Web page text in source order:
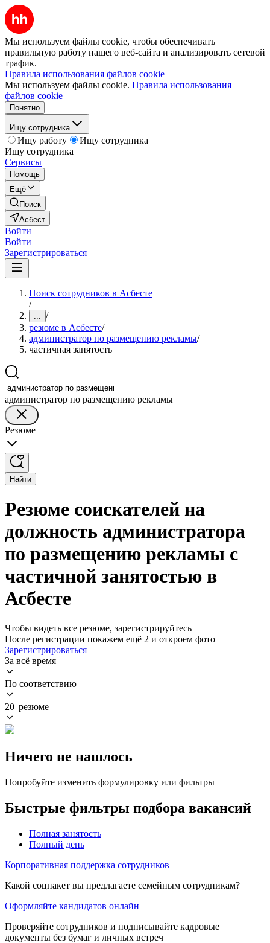
Мы используем файлы cookie, чтобы обеспечивать
правильную работу нашего веб-сайта и анализировать сетевой
трафик.
Правила использования файлов cookie
Мы используем файлы cookie. Правила использования
файлов cookie
Понятно
Ищу сотрудника
Ищу работу
Ищу сотрудника
Ищу сотрудника
Сервисы
Помощь
Ещё
Поиск
Асбест
Войти
Войти
Зарегистрироваться
Поиск сотрудников в Асбесте
/
... /
резюме в Асбесте/
администратор по размещению рекламы/
частичная занятость
администратор по размещению рекламы
Резюме
Найти
Резюме соискателей на
должность администратора
по размещению рекламы с
частичной занятостью в
Асбесте
Чтобы видеть все резюме, зарегистрируйтесь
После регистрации покажем ещё 2 и откроем фото
Зарегистрироваться
За всё время
По соответствию
20 резюме
Ничего не нашлось
Попробуйте изменить формулировку или фильтры
Быстрые фильтры подбора вакансий
Полная занятость
Полный день
Корпоративная поддержка сотрудников
Какой соцпакет вы предлагаете семейным сотрудникам?
Оформляйте кандидатов онлайн
Проверяйте сотрудников и подписывайте кадровые
документы без бумаг и личных встреч